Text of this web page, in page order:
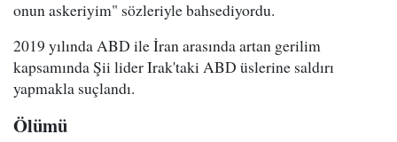
onun askeriyim" sözleriyle bahsediyordu.
2019 yılında ABD ile İran arasında artan gerilim
kapsamında Şii lider Irak'taki ABD üslerine saldırı
yapmakla suçlandı.
Ölümü